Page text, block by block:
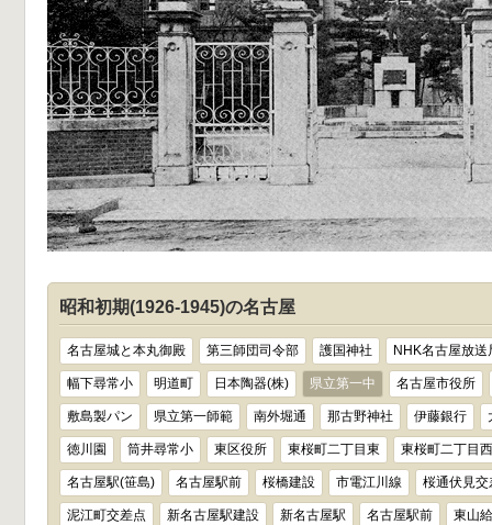
昭和初期(1926-1945)の名古屋
名古屋城と本丸御殿 第三師団司令部 護国神社 NHK名古屋放送
幅下尋常小 明道町 日本陶器(株) 県立第一中 名古屋市役所
敷島製パン 県立第一師範 南外堀通 那古野神社 伊藤銀行
徳川園 筒井尋常小 東区役所 東桜町二丁目東 東桜町二丁目西
名古屋駅(笹島) 名古屋駅前 桜橋建設 市電江川線 桜通伏見交
泥江町交差点 新名古屋駅建設 新名古屋駅 名古屋駅前 東山